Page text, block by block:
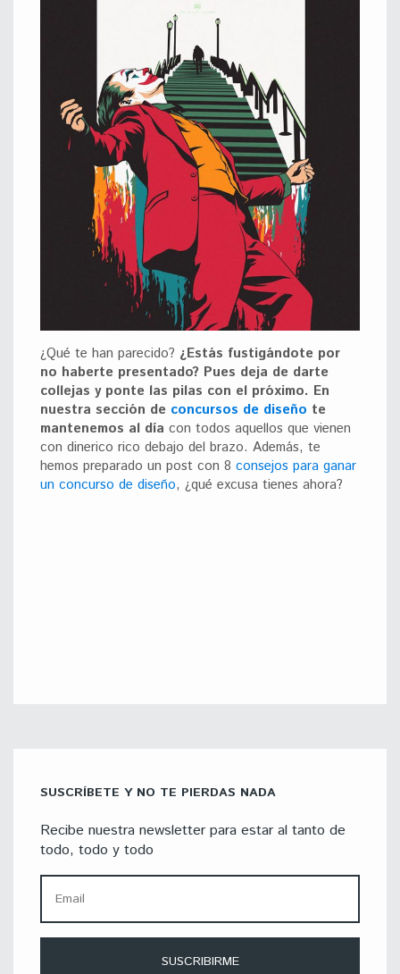
¿Qué te han parecido? ¿Estás fustigándote por
no haberte presentado? Pues deja de darte
collejas y ponte las pilas con el próximo. En
nuestra sección de concursos de diseño te
mantenemos al día con todos aquellos que vienen
con dinerico rico debajo del brazo. Además, te
hemos preparado un post con 8 consejos para ganar
un concurso de diseño, ¿qué excusa tienes ahora?
SUSCRÍBETE Y NO TE PIERDAS NADA
Recibe nuestra newsletter para estar al tanto de
todo, todo y todo